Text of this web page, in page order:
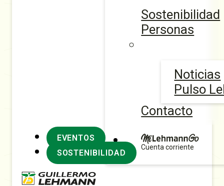
Sostenibilidad
Personas
Noticias
Pulso
Contacto
Cuenta corriente
EVENTOS
SOSTENIBILIDAD